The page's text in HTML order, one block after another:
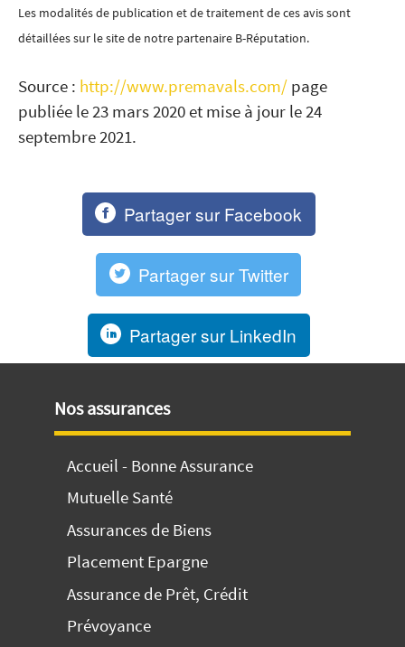
Les modalités de publication et de traitement de ces avis sont
détaillées sur le site de notre partenaire B-Réputation.
Source : http://www.premavals.com/ page
publiée le 23 mars 2020 et mise à jour le 24
septembre 2021.
Partager sur Facebook
Partager sur Twitter
Partager sur LinkedIn
Nos assurances
Accueil - Bonne Assurance
Mutuelle Santé
Assurances de Biens
Placement Epargne
Assurance de Prêt, Crédit
Prévoyance